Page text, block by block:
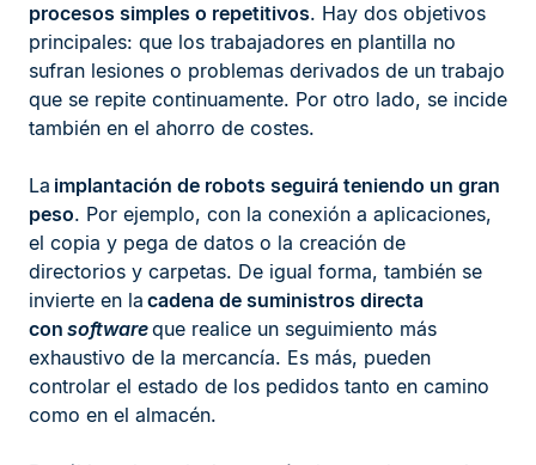
procesos simples o repetitivos. Hay dos objetivos
principales: que los trabajadores en plantilla no
sufran lesiones o problemas derivados de un trabajo
que se repite continuamente. Por otro lado, se incide
también en el ahorro de costes.
La implantación de robots seguirá teniendo un gran
peso. Por ejemplo, con la conexión a aplicaciones,
el copia y pega de datos o la creación de
directorios y carpetas. De igual forma, también se
invierte en la cadena de suministros directa
con softwareque realice un seguimiento más
exhaustivo de la mercancía. Es más, pueden
controlar el estado de los pedidos tanto en camino
como en el almacén.